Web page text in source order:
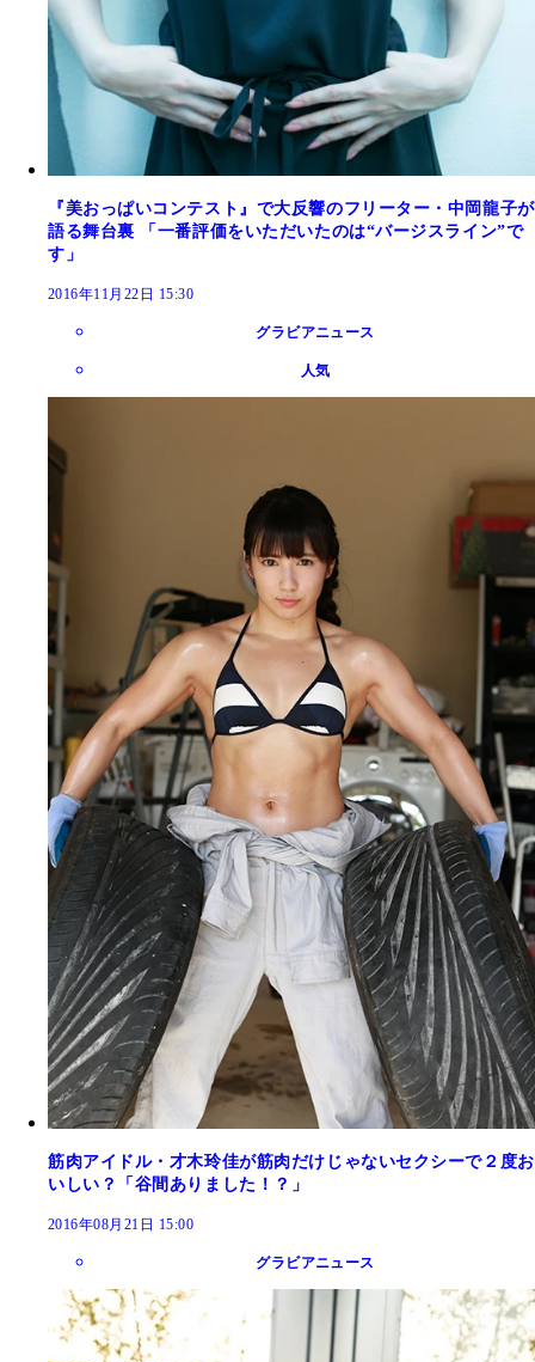
『美おっぱいコンテスト』で大反響のフリーター・中岡龍子が
語る舞台裏 「一番評価をいただいたのは“バージスライン”で
す」
2016年11月22日 15:30
グラビアニュース
人気
筋肉アイドル・才木玲佳が筋肉だけじゃないセクシーで２度お
いしい？「谷間ありました！？」
2016年08月21日 15:00
グラビアニュース